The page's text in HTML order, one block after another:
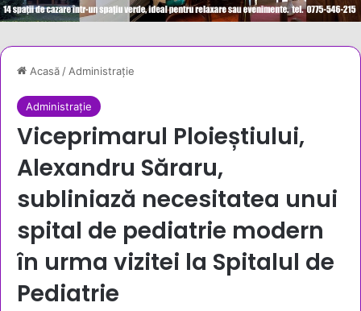
Acasă/Administrație
Administrație
Viceprimarul Ploieștiului,
Alexandru Săraru,
subliniază necesitatea unui
spital de pediatrie modern
în urma vizitei la Spitalul de
Pediatrie